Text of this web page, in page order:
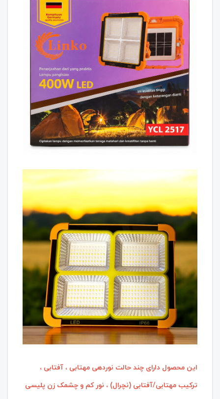
این محصول دارای چند حالت نوردهی مهتابی ، آفتابی ،
ترکیب مهتابی/آفتابی (نچرال) ، نور کم و چشمک زن پلیسی